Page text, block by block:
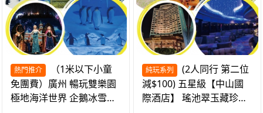
熱門推介
免團費）廣州 暢玩雙樂園
極地海洋世界 企鵝冰雪世
純玩系列
減$100) 五星級【中山國
際酒店】 瑤池翠玉藏珍盅